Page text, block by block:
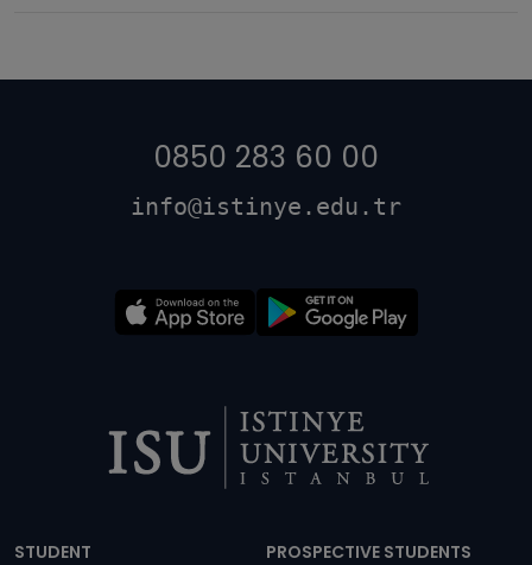
0850 283 60 00
info@istinye.edu.tr
STUDENT PROSPECTIVE STUDENTS